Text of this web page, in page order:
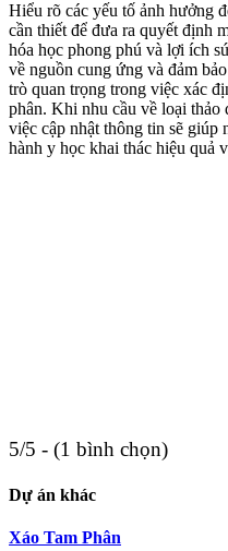
Hiểu rõ các yếu tố ảnh hưởng
cần thiết để đưa ra quyết định
hóa học phong phú và lợi ích
về nguồn cung ứng và đảm
trò quan trọng trong việc xác
phân. Khi nhu cầu về loại thảo
việc cập nhật thông tin sẽ giúp
hành y học khai thác hiệu quả
5/5 - (1 bình chọn)
Dự án khác
Xáo Tam Phân